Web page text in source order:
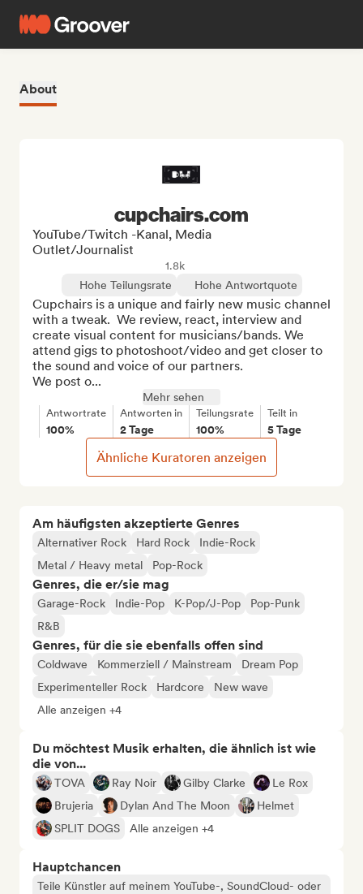
About
Am häufigsten akzeptierte Genres
Alternativer Rock Hard Rock
Indie-Rock
Metal / Heavy metal
Pop-Rock
Genres, die er/sie mag
Garage-Rock Indie-Pop K-Pop/J-Pop
Pop-Punk
R&B
Genres, für die sie ebenfalls offen sind
Coldwave Kommerziell / Mainstream
Dream Pop
Experimenteller Rock
Hardcore
New wave
Alle anzeigen +4
Du möchtest Musik erhalten, die ähnlich ist wie
die von...
TOVA Ray Noir Gilby Clarke
Le Rox
Brujeria
Dylan And The Moon
Helmet
SPLIT DOGS
Alle anzeigen +4
Hauptchancen
Teile Künstler auf meinem YouTube-, SoundCloud- oder
cupchairs.com
YouTube/Twitch -Kanal, Media
Outlet/Journalist
1.8k
Hohe Teilungsrate
Hohe Antwortquote
Cupchairs is a unique and fairly new music channel
with a tweak.  We review, react, interview and
create visual content for musicians/bands. We
attend gigs to photoshoot/video and get closer to
the sound and voice of our partners.
We post o...
Mehr sehen
Antwortrate
100%
Antworten in
2 Tage
Teilungsrate
100%
Teilt in
5 Tage
Ähnliche Kuratoren anzeigen